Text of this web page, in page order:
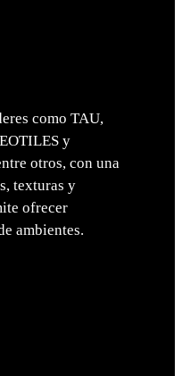
como TAU,
y
otros, con una
texturas y
ofrecer
ambientes.